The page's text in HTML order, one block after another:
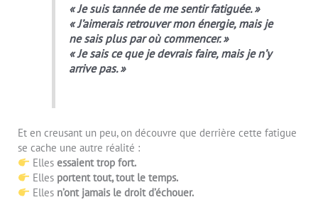
« Je suis tannée de me sentir fatiguée. »
« J’aimerais retrouver mon énergie, mais je
ne sais plus par où commencer. »
« Je sais ce que je devrais faire, mais je n’y
arrive pas. »
Et en creusant un peu, on découvre que derrière cette fatigue
se cache une autre réalité :
Elles essaient trop fort.
Elles portent tout, tout le temps.
Elles n’ont jamais le droit d’échouer.